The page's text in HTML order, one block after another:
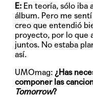
E: En teoría, sólo iba
álbum. Pero me
creo que entendió
proyecto, por lo que
juntos. No estaba
así.
UMOmag: ¿Has
componer las
Tomorrow?